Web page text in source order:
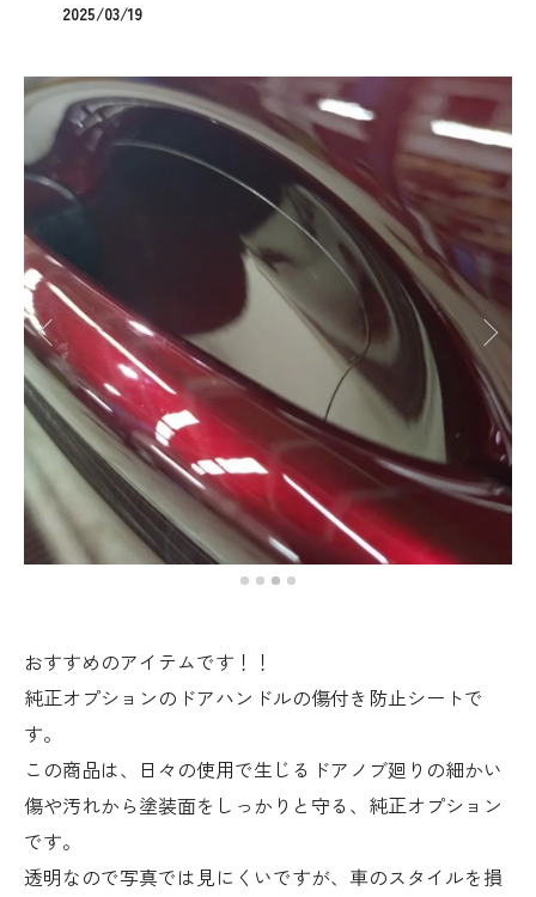
2025/03/19
おすすめのアイテムです！！
純正オプションのドアハンドルの傷付き防止シートで
す。
この商品は、日々の使用で生じるドアノブ廻りの細かい
傷や汚れから塗装面をしっかりと守る、純正オプション
です。
透明なので写真では見にくいですが、車のスタイルを損